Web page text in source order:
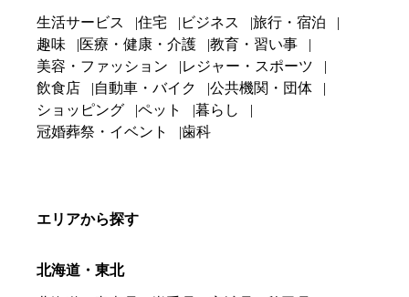
生活サービス 住宅 ビジネス
旅行・宿泊
趣味
医療・健康・介護
教育・習い事
美容・ファッション
レジャー・スポーツ
飲食店
自動車・バイク
公共機関・団体
ショッピング
ペット
暮らし
冠婚葬祭・イベント
歯科
エリアから探す
北海道・東北